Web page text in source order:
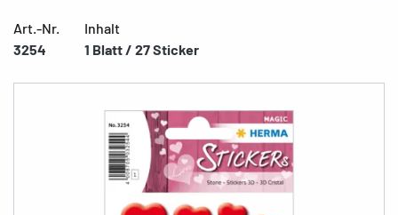
Art.-Nr.
3254
Inhalt
1 Blatt / 27 Sticker